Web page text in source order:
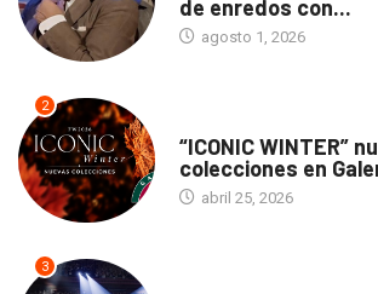
de enredos con...
agosto 1, 2026
2
“ICONIC WINTER”
colecciones en
abril 25, 2026
3